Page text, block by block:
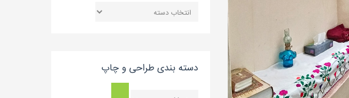
بندی
دسته بندی طراحی و چاپ